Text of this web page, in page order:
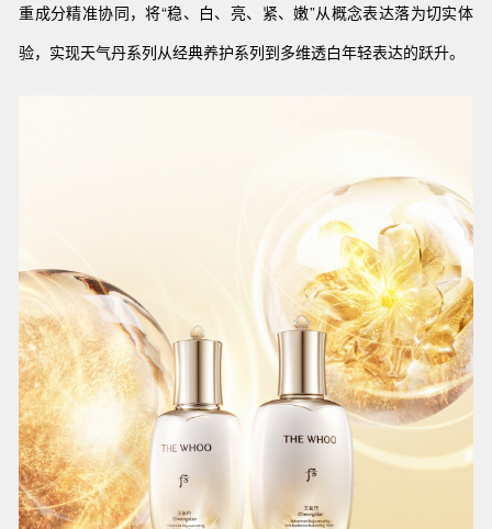
重成分精准协同，将“稳、白、亮、紧、嫩”从概念表达落为切实体
验，实现天气丹系列从经典养护系列到多维透白年轻表达的跃升。